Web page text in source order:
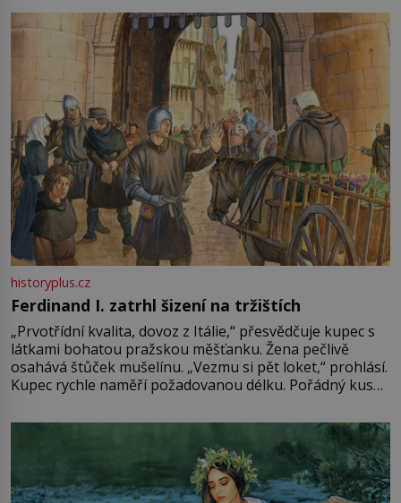
pře hned několik latinskoamerických zemí a k tomu
Francie, kde se traduje,
historyplus.cz
Ferdinand I. zatrhl šizení na tržištích
„Prvotřídní kvalita, dovoz z Itálie,“ přesvědčuje kupec s
látkami bohatou pražskou měšťanku. Žena pečlivě
osahává štůček mušelínu. „Vezmu si pět loket,“ prohlásí.
Kupec rychle naměří požadovanou délku. Pořádný kus
milostpaní. Stačí jenom na sukni,“ zhodnotí švadlena
množství růžového mušelínu. „Ošidili vás, podívejte.“